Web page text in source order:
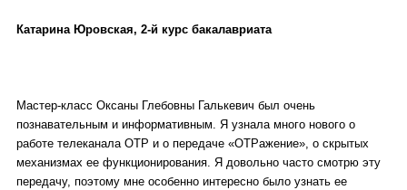
Катарина Юровская, 2-й курс бакалавриата
Мастер-класс Оксаны Глебовны Галькевич был очень
познавательным и информативным. Я узнала много нового о
работе телеканала ОТР и о передаче «ОТРажение», о скрытых
механизмах ее функционирования. Я довольно часто смотрю эту
передачу, поэтому мне особенно интересно было узнать ее